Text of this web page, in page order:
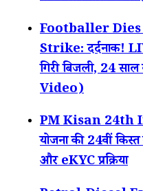
Footballer
Strike: दर्दनाक!
गिरी बिजली, 24
Video)
PM Kisan 24th
योजना की 24वीं
और eKYC प्रक्रिया